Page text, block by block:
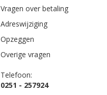
Vragen over betaling
Adreswijziging
Opzeggen
Overige vragen
Telefoon:
0251 - 257924